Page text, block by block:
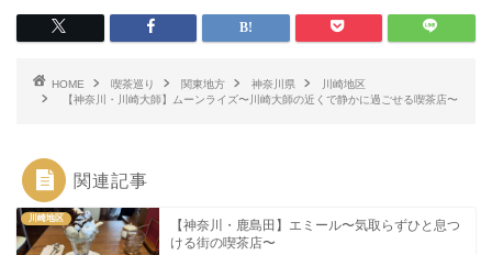
HOME 喫茶巡り 関東地方 神奈川県
川崎地区
【神奈川・川崎大師】ムーンライズ〜川崎大師の近くで静かに過ごせる喫茶店〜
関連記事
川崎地区
【神奈川・鹿島田】エミール〜気取らずひと息つ
ける街の喫茶店〜